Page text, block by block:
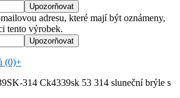
adresu, které mají být oznámeny,
tento výrobek.
(0)+